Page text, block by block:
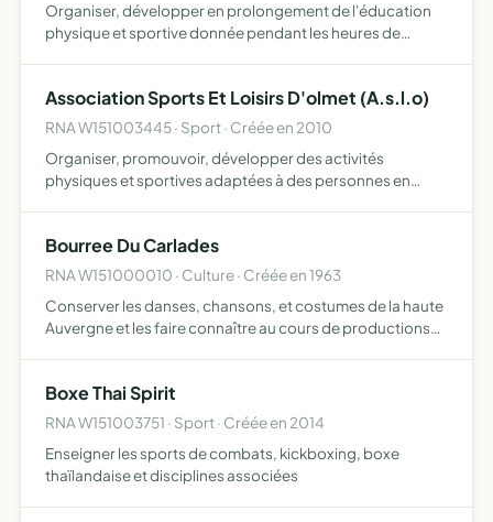
Organiser, développer en prolongement de l'éducation
physique et sportive donnée pendant les heures de
Association Sports Et Loisirs D'olmet (A.s.l.o)
RNA W151003445 · Sport · Créée en 2010
Organiser, promouvoir, développer des activités
physiques et sportives adaptées à des personnes en
l'intégratio…
Bourree Du Carlades
RNA W151000010 · Culture · Créée en 1963
Conserver les danses, chansons, et costumes de la haute
Auvergne et les faire connaître au cours de productions
Boxe Thai Spirit
RNA W151003751 · Sport · Créée en 2014
Enseigner les sports de combats, kickboxing, boxe
thaïlandaise et disciplines associées